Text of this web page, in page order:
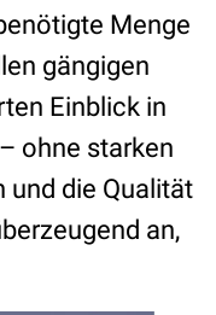
Menge
gängigen
Einblick in
ohne starken
und die Qualität
an,